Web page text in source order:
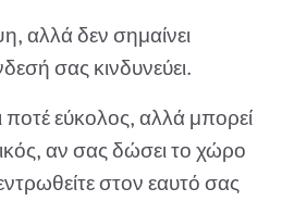
αλλά δεν σημαίνει
σας κινδυνεύει.
ποτέ εύκολος, αλλά μπορεί
αν σας δώσει το χώρο
στον εαυτό σας